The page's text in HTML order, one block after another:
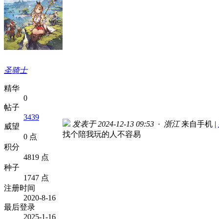
圣骑士
精华
0
帖子
3439
威望
0 点
积分
4819 点
种子
1747 点
注册时间
2020-8-16
最后登录
2025-1-16
发表于 2024-12-13 09:53 · 浙江 来自手机 |
找个陪我玩的人不容易